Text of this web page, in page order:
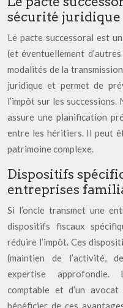
sécurité juridique
Le pacte successoral est
(et éventuellement
modalités de la
juridique et permet de
l’impôt sur les
assure une planification
entre les héritiers. Il peut
patrimoine complexe.
Dispositifs
entreprises
Si l’oncle transmet une
dispositifs fiscaux
réduire l’impôt. Ces
(maintien de l’activité,
expertise approfondie.
comptable et d’un
bénéficier de ces